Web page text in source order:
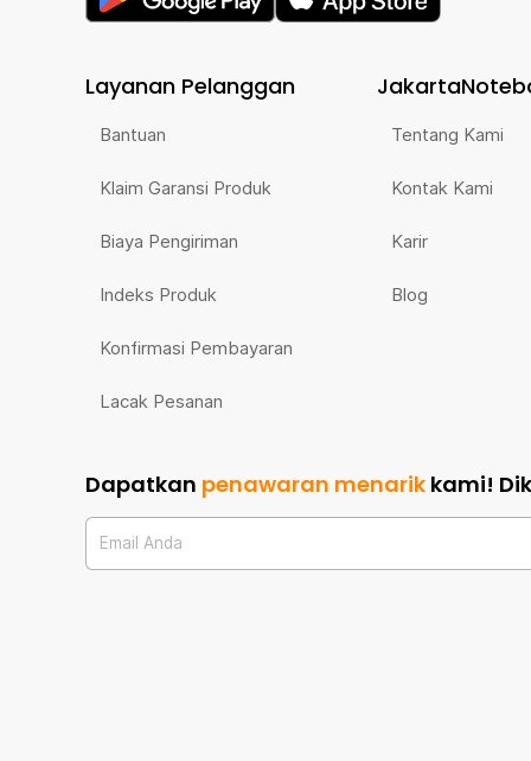
Layanan Pelanggan
Bantuan
Klaim Garansi Produk
Biaya Pengiriman
Indeks Produk
Konfirmasi Pembayaran
Lacak Pesanan
Tentang Kami
Kontak Kami
Karir
Blog
Dapatkan penawaran menarik kami!
Email Anda